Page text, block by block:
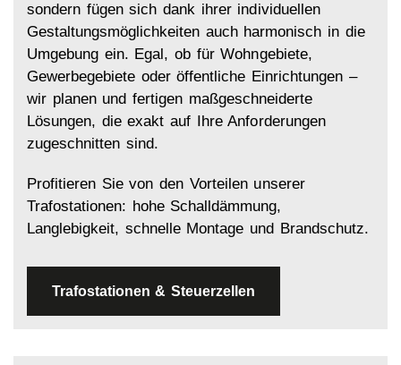
sondern fügen sich dank ihrer individuellen
Gestaltungsmöglichkeiten auch harmonisch in die
Umgebung ein. Egal, ob für Wohngebiete,
Gewerbegebiete oder öffentliche Einrichtungen –
wir planen und fertigen maßgeschneiderte
Lösungen, die exakt auf Ihre Anforderungen
zugeschnitten sind.
Profitieren Sie von den Vorteilen unserer
Trafostationen: hohe Schalldämmung,
Langlebigkeit, schnelle Montage und Brandschutz.
Trafostationen & Steuerzellen